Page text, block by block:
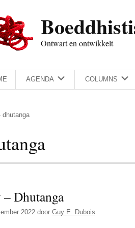
Ontwart en ontwikkelt
AGENDA COLUMNS
dhutanga
Dhutanga
2022 door Guy E. Dubois